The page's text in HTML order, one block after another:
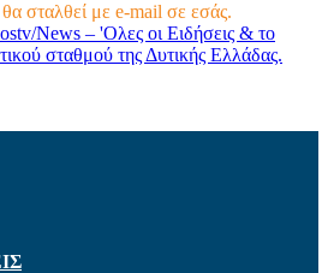
σταλθεί με e-mail σε εσάς.
News – 'Ολες οι Ειδήσεις & το
σταθμού της Δυτικής Ελλάδας.